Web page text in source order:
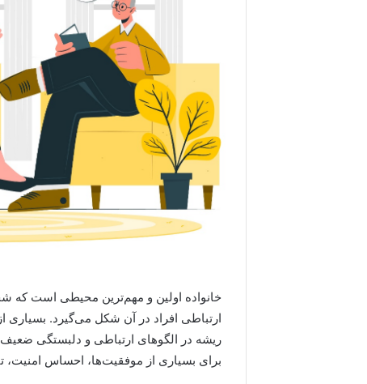
خانواده اولین و مهم‌ترین محیطی است که
ارتباطی افراد در آن شکل می‌گیرد.
ریشه در الگوهای ارتباطی و دلبستگی ضعیف
برای بسیاری از موفقیت‌ها، احساس